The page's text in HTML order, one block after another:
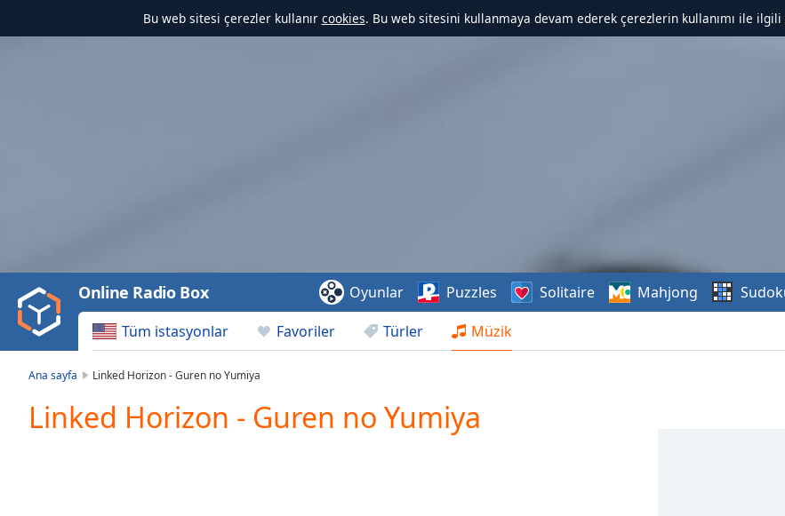
Bu web sitesi çerezler kullanır cookies. Bu web sitesini kullanmaya devam ederek çerezlerin kullanımı ile ilgili
Video
Play
Backward
Skip
Current
Time0:00
Tüm istasyonlar Favoriler Türler Müzik
Online Radio Box Oyunlar Puzzles Solitaire Mahjong
Ana sayfa Linked Horizon - Guren no Yumiya
Linked Horizon - Guren no Yumiya